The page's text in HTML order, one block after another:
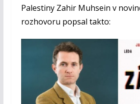
Palestiny Zahir Muhsein v
rozhovoru popsal takto: